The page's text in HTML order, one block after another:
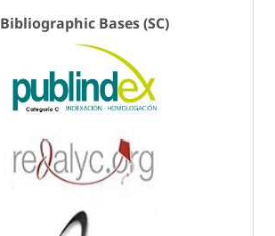
Bibliographic Bases (SC)